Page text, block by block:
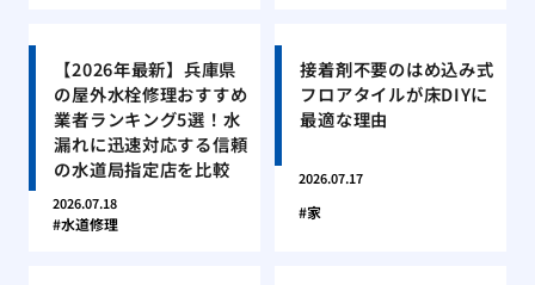
【2026年最新】兵庫県
の屋外水栓修理おすすめ
業者ランキング5選！水
漏れに迅速対応する信頼
の水道局指定店を比較
2026.07.18
水道修理
接着剤不要のはめ込み式
フロアタイルが床DIYに
最適な理由
2026.07.17
家